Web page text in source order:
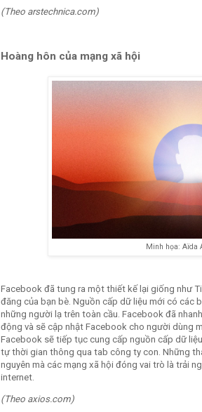
(Theo arstechnica.com)
Hoàng hôn của mạng xã hội
Minh họa: Aïda
Facebook đã tung ra một thiết kế lại giống như
đăng của bạn bè. Nguồn cấp dữ liệu mới có
những người lạ trên toàn cầu. Facebook đã
động và sẽ cập nhật Facebook cho người dùng
Facebook sẽ tiếp tục cung cấp nguồn cấp dữ
tự thời gian thông qua tab công ty con. Những
nguyên mà các mạng xã hội đóng vai trò là trải
internet.
(Theo axios.com)